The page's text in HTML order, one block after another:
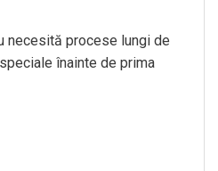
necesită procese lungi de
înainte de prima